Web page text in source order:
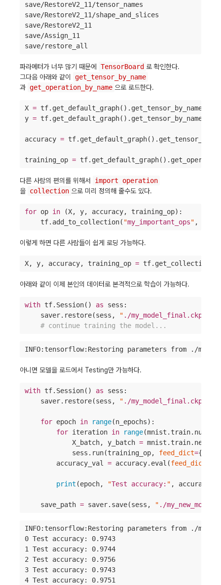
save/RestoreV2_11/tensor_names
save/RestoreV2_11/shape_and_slices
save/RestoreV2_11
save/Assign_11
save/restore_all
파라메터가 너무 많기 때문에 TensorBoard 로 확인한다.
그다음 아래와 같이
get_tensor_by_name
과 get_operation_by_name 으로 로드한다.
X = tf.get_default_graph().get_tensor_by_name(
y = tf.get_default_graph().get_tensor_by_name(
accuracy =
training_op =
다른 사람의 편의를 위해서
import operation
을 collection 으로 미리 정의해 줄수도 있다.
for op in (X, y, accuracy, training_op):
    tf.add_to_collection(
"my_important_ops" , op)
이렇게 하면 다른 사람들이 쉽게 로딩 가능하다.
X, y, accuracy, training_op = tf.get_collection(
아래와 같이 이제 본인의 데이터로 본격적으로 학습이 가능하다.
with tf.Session() as sess:
    saver.restore(sess,
" ./my_model_final.ckpt
# continue training the model...
INFO:tensorflow:Restoring parameters from ./
아니면 모델을 로드에서 Testing만 가능하다.
with tf.Session() as sess:
    saver.restore(sess,
" ./my_model_final.ckpt
for epoch in range(n_epochs):
for iteration in range
            X_batch, y_batch
=
            sess.run(training_op,
feed_dict={X:
        accuracy_val
= accuracy.eval(feed_dict
print (epoch, "Test accuracy: " ,
    save_path
= saver.save(sess, " ./
INFO:tensorflow:Restoring parameters from ./
0 Test accuracy: 0.9743
1 Test accuracy: 0.9744
2 Test accuracy: 0.9756
3 Test accuracy: 0.9743
4 Test accuracy: 0.9751